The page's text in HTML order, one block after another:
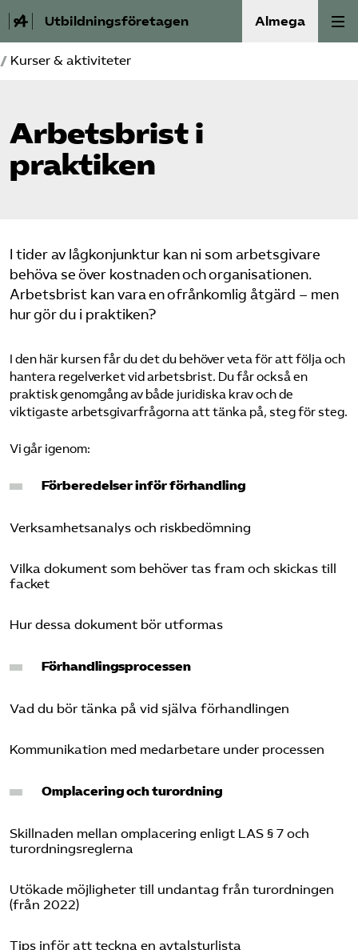
Utbildningsföretagen Almega
Våra frågor
Kontakt
Mina sidor (almega.se)
Logga in på Arbetsgivarguiden
/ Kurser & aktiviteter
Arbets­brist i
praktiken
I tider av lågkonjunktur kan ni som arbetsgivare
behöva se över kostnaden och organisationen.
Arbetsbrist kan vara en ofrånkomlig åtgärd – men
hur gör du i praktiken?
I den här kursen får du det du behöver veta för att följa och
hantera regelverket vid arbetsbrist. Du får också en
praktisk genomgång av både juridiska krav och de
viktigaste arbetsgivarfrågorna att tänka på, steg för steg.
Vi går igenom:
Förberedelser inför förhandling
Verksamhetsanalys och riskbedömning
Vilka dokument som behöver tas fram och skickas till
facket
Hur dessa dokument bör utformas
Förhandlingsprocessen
Vad du bör tänka på vid själva förhandlingen
Kommunikation med medarbetare under processen
Omplacering och turordning
Skillnaden mellan omplacering enligt LAS § 7 och
turordningsreglerna
Utökade möjligheter till undantag från turordningen
(från 2022)
Tips inför att teckna en avtalsturlista